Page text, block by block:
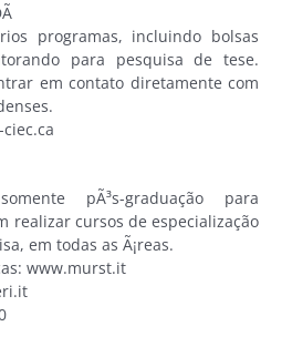
programas, incluindo bolsas
para pesquisa de tese.
em contato diretamente com
pÃ³s-graduação para
realizar cursos de especialização
em todas as Ã¡reas.
www.murst.it